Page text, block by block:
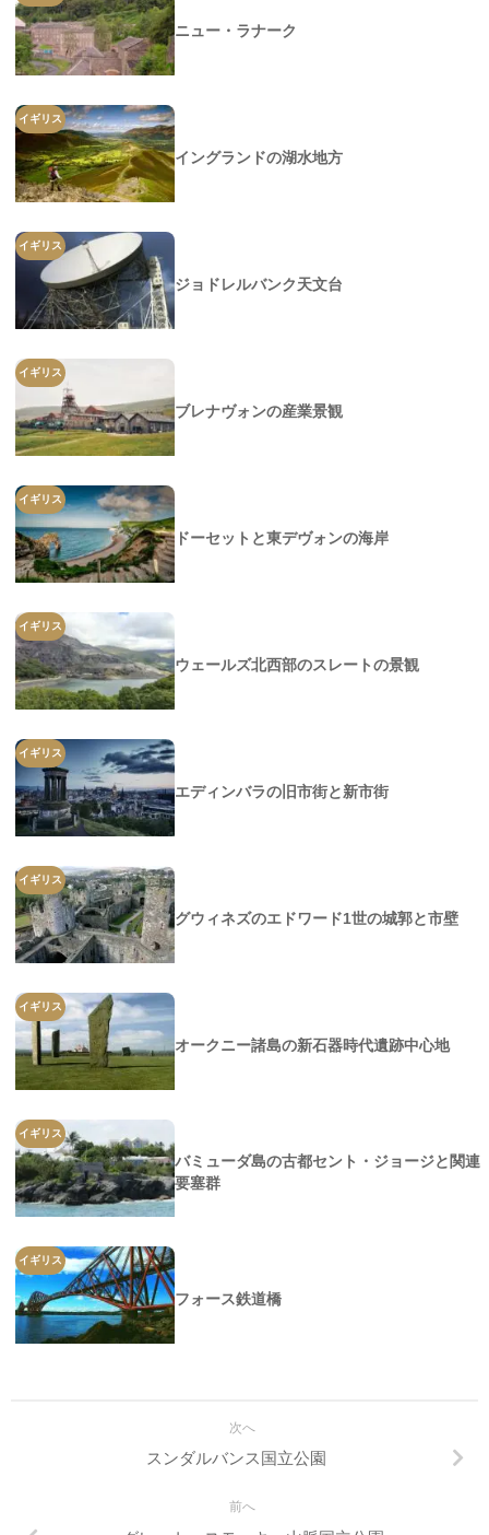
ニュー・ラナーク
イギリス
イングランドの湖水地方
イギリス
ジョドレルバンク天文台
イギリス
ブレナヴォンの産業景観
イギリス
ドーセットと東デヴォンの海岸
イギリス
ウェールズ北西部のスレートの景観
イギリス
エディンバラの旧市街と新市街
イギリス
グウィネズのエドワード1世の城郭と市壁
イギリス
オークニー諸島の新石器時代遺跡中心地
イギリス
バミューダ島の古都セント・ジョージと関連
要塞群
イギリス
フォース鉄道橋
次へ
スンダルバンス国立公園
前へ